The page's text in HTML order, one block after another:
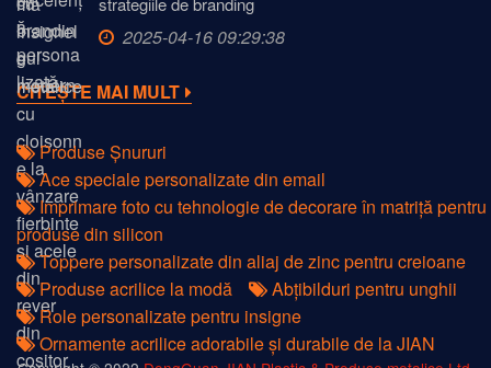
2025-04-16 09:29:38
CITEȘTE MAI MULT
Produse Șnururi
Ace speciale personalizate din email
Imprimare foto cu tehnologie de decorare în matriță pentru
produse din silicon
Toppere personalizate din aliaj de zinc pentru creioane
Produse acrilice la modă
Abțibilduri pentru unghii
Role personalizate pentru insigne
Ornamente acrilice adorabile și durabile de la JIAN